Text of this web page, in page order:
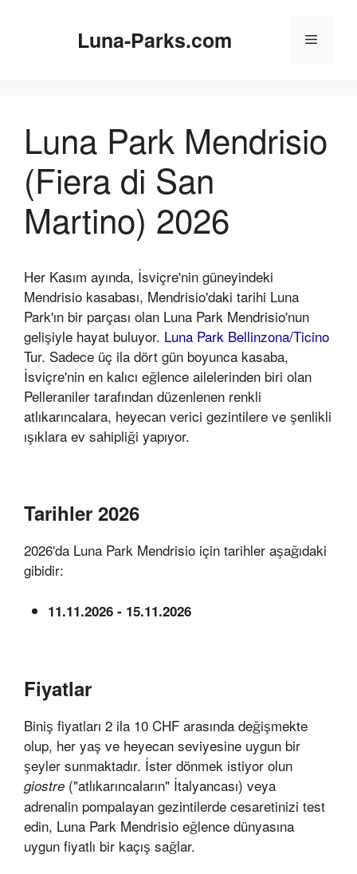
Luna-Parks.com Menü
Luna Park Mendrisio
(Fiera di San
Martino) 2026
Her Kasım ayında, İsviçre'nin güneyindeki
Mendrisio kasabası, Mendrisio'daki tarihi Luna
Park'ın bir parçası olan Luna Park Mendrisio'nun
gelişiyle hayat buluyor. Luna Park Bellinzona/Ticino
Tur. Sadece üç ila dört gün boyunca kasaba,
İsviçre'nin en kalıcı eğlence ailelerinden biri olan
Pelleraniler tarafından düzenlenen renkli
atlıkarıncalara, heyecan verici gezintilere ve şenlikli
ışıklara ev sahipliği yapıyor.
Tarihler 2026
2026'da Luna Park Mendrisio için tarihler aşağıdaki
gibidir:
11.11.2026 - 15.11.2026
Fiyatlar
Biniş fiyatları 2 ila 10 CHF arasında değişmekte
olup, her yaş ve heyecan seviyesine uygun bir
şeyler sunmaktadır. İster dönmek istiyor olun
giostre ("atlıkarıncaların" İtalyancası) veya
adrenalin pompalayan gezintilerde cesaretinizi test
edin, Luna Park Mendrisio eğlence dünyasına
uygun fiyatlı bir kaçış sağlar.